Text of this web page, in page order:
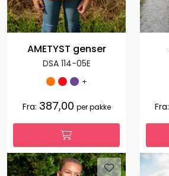
AMETYST genser
DSA 114-05E
+
Fra: 387,00 per pakke Fra: